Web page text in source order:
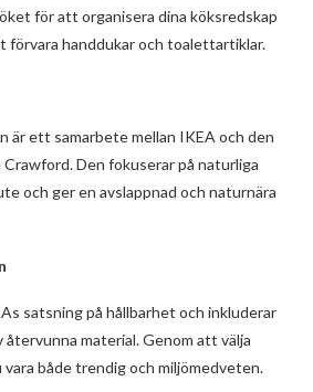
för att organisera dina köksredskap
förvara handdukar och toalettartiklar.
är ett samarbete mellan IKEA och den
Den fokuserar på naturliga
och ger en avslappnad och naturnära
satsning på hållbarhet och inkluderar
material. Genom att välja
både trendig och miljömedveten.